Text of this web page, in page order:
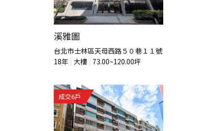
溪雅圖
台北市士林區天母西路５０巷１１號
18年 大樓 73.00~120.00坪
成交6戶